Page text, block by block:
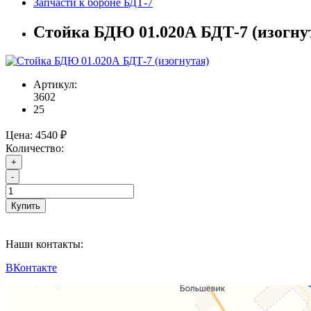
Стойка БДЮ 01.020А БДТ-7
Артикул:
3602
25
Цена: 4540 ₽
Количество:
+
-
Купить
Наши контакты:
ВКонтакте